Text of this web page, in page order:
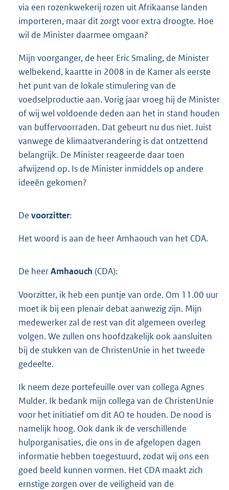
via een rozenkwekerij rozen uit Afrikaanse landen
importeren, maar dit zorgt voor extra droogte. Hoe
wil de Minister daarmee omgaan?
Mijn voorganger, de heer Eric Smaling, de Minister
welbekend, kaartte in 2008 in de Kamer als eerste
het punt van de lokale stimulering van de
voedselproductie aan. Vorig jaar vroeg hij de Minister
of wij wel voldoende deden aan het in stand houden
van buffervoorraden. Dat gebeurt nu dus niet. Juist
vanwege de klimaatverandering is dat ontzettend
belangrijk. De Minister reageerde daar toen
afwijzend op. Is de Minister inmiddels op andere
ideeën gekomen?
De voorzitter:
Het woord is aan de heer Amhaouch van het CDA.
De heerAmhaouch (CDA):
Voorzitter, ik heb een puntje van orde. Om 11.00 uur
moet ik bij een plenair debat aanwezig zijn. Mijn
medewerker zal de rest van dit algemeen overleg
volgen. We zullen ons hoofdzakelijk ook aansluiten
bij de stukken van de ChristenUnie in het tweede
gedeelte.
Ik neem deze portefeuille over van collega Agnes
Mulder. Ik bedank mijn collega van de ChristenUnie
voor het initiatief om dit AO te houden. De nood is
namelijk hoog. Ook dank ik de verschillende
hulporganisaties, die ons in de afgelopen dagen
informatie hebben toegestuurd, zodat wij ons een
goed beeld kunnen vormen. Het CDA maakt zich
ernstige zorgen over de veiligheid van de